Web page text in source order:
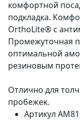
комфортной
подкладка.
OrthoLite® с
Промежуточная
оптимальной
резиновым
Отлично для
пробежек.
Артикул